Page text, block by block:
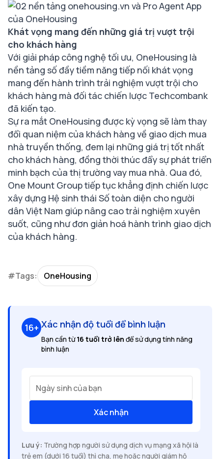
Khát vọng mang đến những giá trị vượt trội
cho khách hàng
Với giải pháp công nghệ tối ưu, OneHousing là
nền tảng số đầy tiềm năng tiếp nối khát vọng
mang đến hành trình trải nghiệm vượt trội cho
khách hàng mà đối tác chiến lược Techcombank
đã kiến tạo.
Sự ra mắt OneHousing được kỳ vọng sẽ làm thay
đổi quan niệm của khách hàng về giao dịch mua
nhà truyền thống, đem lại những giá trị tốt nhất
cho khách hàng, đồng thời thúc đẩy sự phát triển
minh bạch của thị trường vay mua nhà. Qua đó,
One Mount Group tiếp tục khẳng định chiến lược
xây dựng Hệ sinh thái Số toàn diện cho người
dân Việt Nam giúp nâng cao trải nghiệm xuyên
suốt, cũng như đơn giản hoá hành trình giao dịch
của khách hàng.
#Tags: OneHousing
16+ Xác nhận độ tuổi để bình luận
Bạn cần từ16 tuổi trở lên để sử dụng tính năng
bình luận
Ngày sinh của bạn
Xác nhận
Lưu ý: Trường hợp người sử dụng dịch vụ mạng xã hội là
trẻ em (dưới 16 tuổi) thì cha, mẹ hoặc người giám hộ